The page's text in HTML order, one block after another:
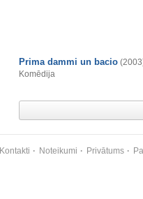
Prima dammi un bacio
Komēdija
Kontakti Noteikumi Privātums